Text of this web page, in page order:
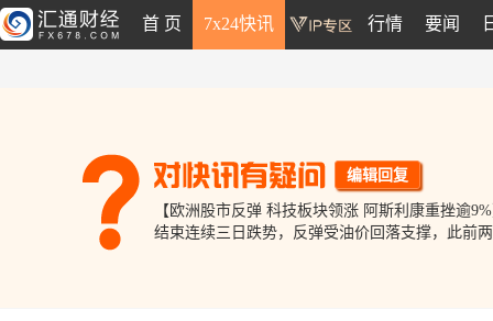
首 页 7x24快讯 行情 要闻
【欧洲股市反弹 科技板块领涨 阿斯利康重挫逾9%】 ⑴ 欧洲股市周四走高，STOXX 50指数涨1%，STOXX 600指数
编辑回复